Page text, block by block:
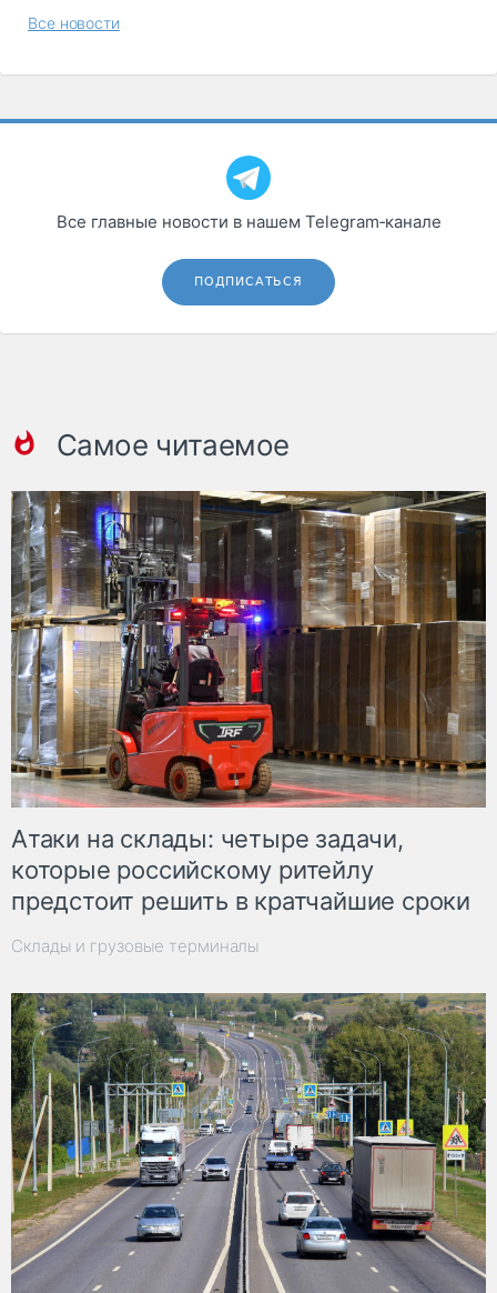
Все новости
Все главные новости в нашем Telegram‑канале
ПОДПИСАТЬСЯ
Самое читаемое
Атаки на склады: четыре задачи,
которые российскому ритейлу
предстоит решить в кратчайшие сроки
Склады и грузовые терминалы